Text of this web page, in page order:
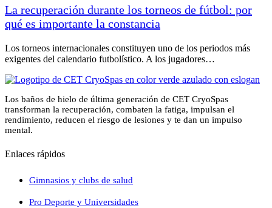
La recuperación durante los torneos de fútbol: por
qué es importante la constancia
Los torneos internacionales constituyen uno de los periodos más
exigentes del calendario futbolístico. A los jugadores…
Los baños de hielo de última generación de CET CryoSpas
transforman la recuperación, combaten la fatiga, impulsan el
rendimiento, reducen el riesgo de lesiones y te dan un impulso
mental.
Enlaces rápidos
Gimnasios y clubs de salud
Pro Deporte y Universidades